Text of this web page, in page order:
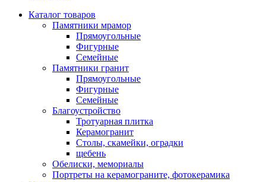
Каталог товаров
Памятники мрамор
Прямоугольные
Фигурные
Семейные
Памятники гранит
Прямоугольные
Фигурные
Семейные
Благоустройство
Тротуарная плитка
Керамогранит
Столы, скамейки, оградки
щебень
Обелиски, мемориалы
Портреты на керамограните, фотокерамика